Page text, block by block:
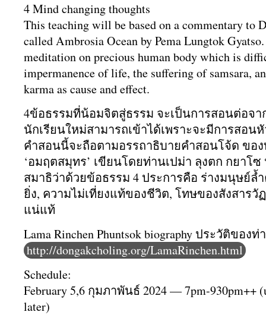
4 Mind changing thoughts
This teaching will be based on a commentary to
called Ambrosia Ocean by Pema Lungtok
meditation on precious human body which is
impermanence of life, the suffering of samsara,
karma as cause and effect.
4ข้อธรรมที่น้อมจิตสู่ธรรม จะเป็นการสอนต่อจ
นักเรียนใหม่สามารถเข้าได้เพราะจะมีการสอน
คำสอนนี้จะถือตามอรรถาธิบายคำสอนโจ้ด ขอ
‘อมฤตสมุทร’ เขียนโดยท่านเปม่า ลุงตก กยาโ
สมาธิว่าด้วยข้อธรรม 4 ประการคือ ร่างมนุษย์ล้
ยิ่ง, ความไม่เที่ยงแท้ของชีวิต, โทษของสังสารวั
แน่แท้
Lama Rinchen Phuntsok biography ประวัติ​ขอ
http://dongakcholing.org/LamaRinchen.html
Schedule:
February 5,6 กุมภาพันธ์​ 2024 — 7pm-930pm++
later)